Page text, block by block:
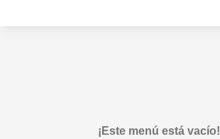
¡Este menú está vacío!